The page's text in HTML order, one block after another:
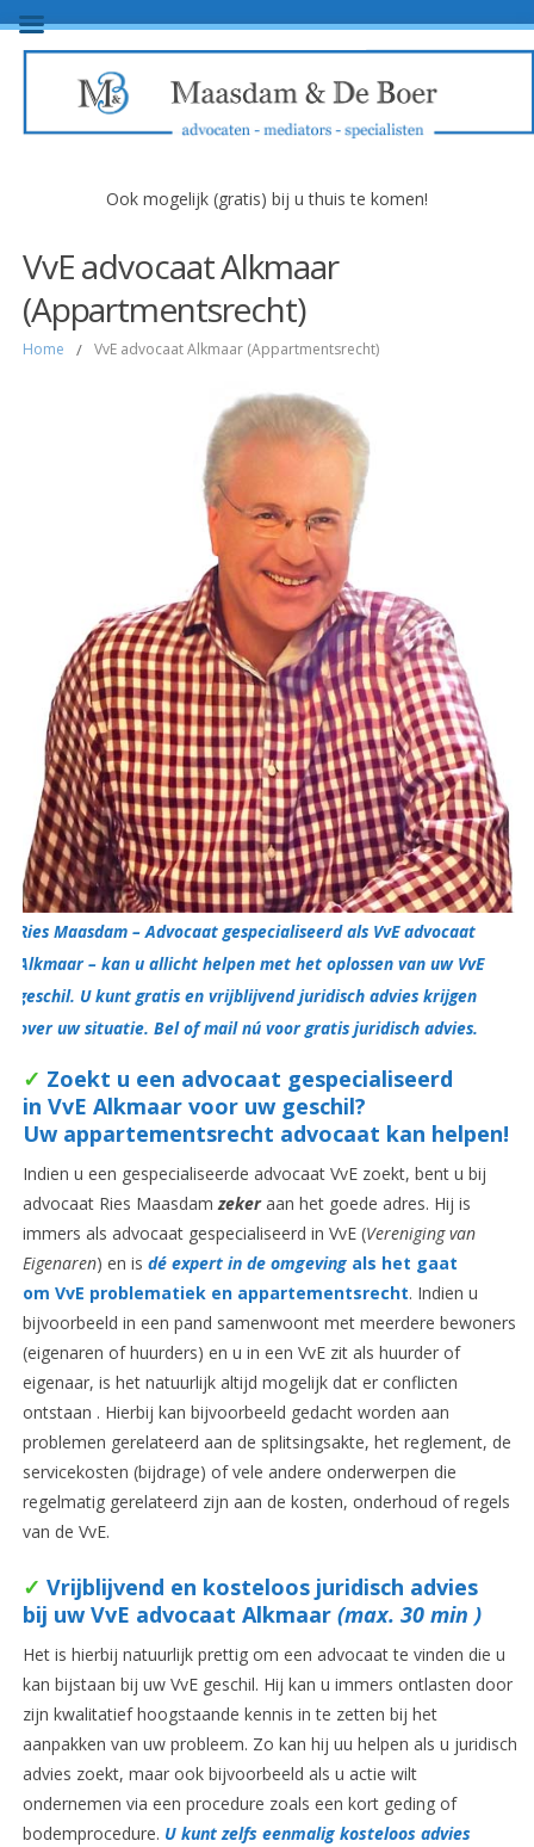
Ook mogelijk (gratis) bij u thuis te komen!
VvE advocaat Alkmaar
(Appartmentsrecht)
Home / VvE advocaat Alkmaar (Appartmentsrecht)
Ries Maasdam – Advocaat gespecialiseerd als VvE advocaat
Alkmaar – kan u allicht helpen met het oplossen van uw VvE
geschil. U kunt gratis en vrijblijvend juridisch advies krijgen
over uw situatie. Bel of mail nú voor gratis juridisch advies.
✓ Zoekt u een advocaat gespecialiseerd
in VvE Alkmaar voor uw geschil?
Uw appartementsrecht advocaat kan helpen!
Indien u een gespecialiseerde advocaat VvE zoekt, bent u bij
advocaat Ries Maasdamzeker aan het goede adres. Hij is
immers als advocaat gespecialiseerd in VvE (Vereniging van
Eigenaren) en is dé expert in de omgevingals het gaat
om VvE problematiek en appartementsrecht. Indien u
bijvoorbeeld in een pand samenwoont met meerdere bewoners
(eigenaren of huurders) en u in een VvE zit als huurder of
eigenaar, is het natuurlijk altijd mogelijk dat er conflicten
ontstaan . Hierbij kan bijvoorbeeld gedacht worden aan
problemen gerelateerd aan de splitsingsakte, het reglement, de
servicekosten (bijdrage) of vele andere onderwerpen die
regelmatig gerelateerd zijn aan de kosten, onderhoud of regels
van de VvE.
✓ Vrijblijvend en kosteloos juridisch advies
bij uw VvE advocaat Alkmaar (max. 30 min )
Het is hierbij natuurlijk prettig om een advocaat te vinden die u
kan bijstaan bij uw VvE geschil. Hij kan u immers ontlasten door
zijn kwalitatief hoogstaande kennis in te zetten bij het
aanpakken van uw probleem. Zo kan hij uu helpen als u juridisch
advies zoekt, maar ook bijvoorbeeld als u actie wilt
ondernemen via een procedure zoals een kort geding of
bodemprocedure. U kunt zelfs eenmalig kosteloos advies